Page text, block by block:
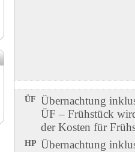
ÜF Übernachtung
ÜF – Frühstück
der Kosten für
HP Übernachtung